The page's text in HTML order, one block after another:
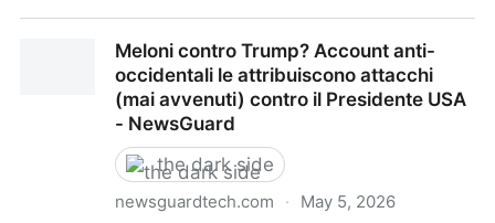
premier sta diventando un’icona anti-Trump
Meloni contro Trump? Account anti-
occidentali le attribuiscono attacchi
(mai avvenuti) contro il Presidente USA
- NewsGuard
the dark side
newsguardtech.com · May 5, 2026